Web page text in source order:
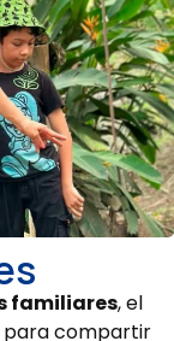
familiares, el
para compartir